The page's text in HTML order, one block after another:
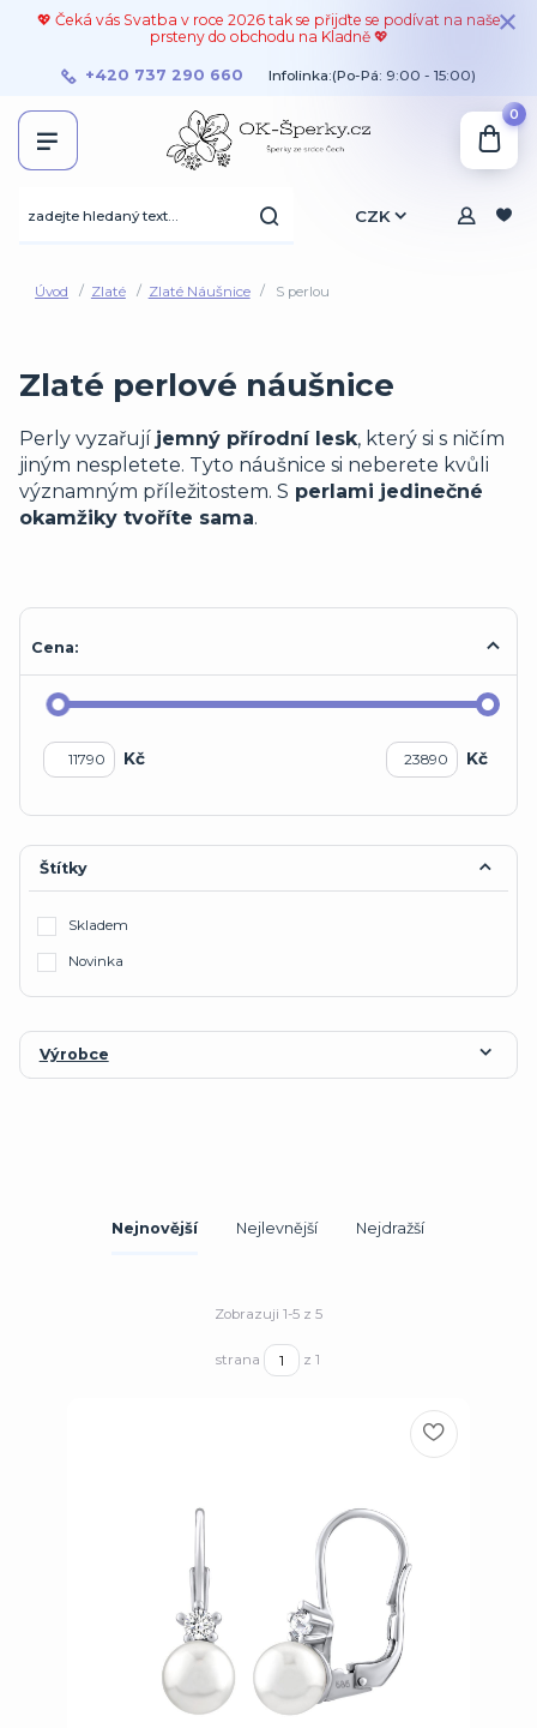
💖 Čeká vás Svatba v roce 2026 tak se přijďte se podívat na naše
prsteny do obchodu na Kladně 💖
CZK
+420 737 290 660 Infolinka:(Po-Pá: 9:00 - 15:00)
0
Úvod Zlaté Zlaté Náušnice S perlou
Zlaté perlové náušnice
Perly vyzařují jemný přírodní lesk, který si s ničím
jiným nespletete. Tyto náušnice si neberete kvůli
významným příležitostem. S perlami jedinečné
okamžiky tvoříte sama.
Cena:
Kč Kč
Štítky
Skladem
Novinka
Výrobce
Nejnovější Nejlevnější Nejdražší
Zobrazuji 1-5 z 5
strana z 1